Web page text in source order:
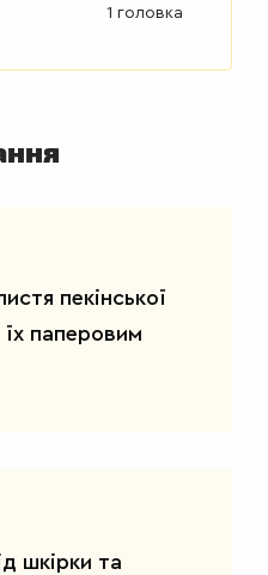
1 головка
пекінської
паперовим
шкірки та